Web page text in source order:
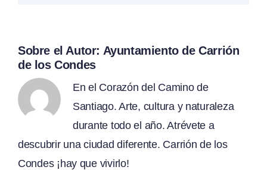
Sobre el Autor: Ayuntamiento de Carrión
de los Condes
En el Corazón del Camino de
Santiago. Arte, cultura y naturaleza
durante todo el año. Atrévete a
descubrir una ciudad diferente. Carrión de los
Condes ¡hay que vivirlo!